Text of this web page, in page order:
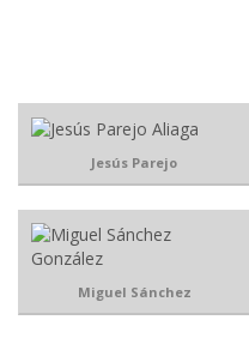
Jesús Parejo
Miguel Sánchez